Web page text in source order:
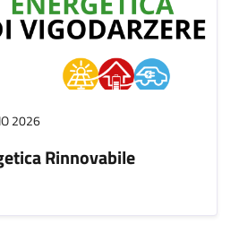
2026
Rinnovabile